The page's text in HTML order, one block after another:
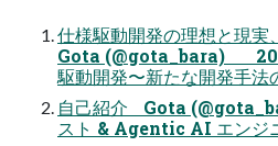
仕様駆動開発の理想と現実
Gota (@gota_bara)
駆動開発〜新たな開発手
自己紹介 Gota
スト & Agentic AI エンジ